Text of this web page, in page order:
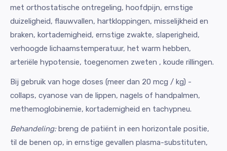
met orthostatische ontregeling, hoofdpijn, ernstige
duizeligheid, flauwvallen, hartkloppingen, misselijkheid en
braken, kortademigheid, ernstige zwakte, slaperigheid,
verhoogde lichaamstemperatuur, het warm hebben,
arteriële hypotensie, toegenomen zweten , koude rillingen.
Bij gebruik van hoge doses (meer dan 20 mcg / kg) -
collaps, cyanose van de lippen, nagels of handpalmen,
methemoglobinemie, kortademigheid en tachypneu.
Behandeling:breng de patiënt in een horizontale positie,
til de benen op, in ernstige gevallen plasma-substituten,